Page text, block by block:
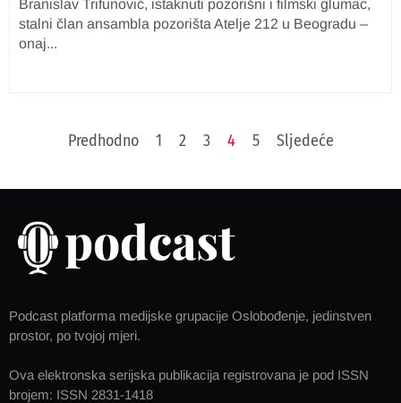
Branislav Trifunović, istaknuti pozorišni i filmski glumac,
stalni član ansambla pozorišta Atelje 212 u Beogradu –
onaj...
Predhodno 1 2 3 4 5 Sljedeće
Podcast platforma medijske grupacije Oslobođenje, jedinstven
prostor, po tvojoj mjeri.
Ova elektronska serijska publikacija registrovana je pod ISSN
brojem: ISSN 2831-1418